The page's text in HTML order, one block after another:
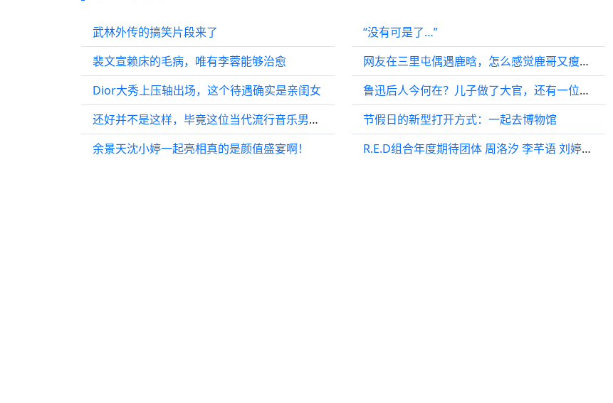
武林外传的搞笑片段来了
裴文宣赖床的毛病，唯有李蓉能够治愈
Dior大秀上压轴出场，这个待遇确实是亲闺女
还好并不是这样，毕竟这位当代流行音乐男歌手可是唱功的巅峰！歌手2024 歌手
余景天沈小婷一起亮相真的是颜值盛宴啊！
“没有可是了…”
网友在三里屯偶遇鹿晗，怎么感觉鹿哥又瘦了，这脚腕有点太细了吧…
鲁迅后人今何在？儿子做了大官，还有一位成了明星家喻户晓
节假日的新型打开方式：一起去博物馆
R.E.D组合年度期待团体 周洛汐 李芊语 刘婷秀 彭湘蕊 李雨林 胡静怡 尹子璐